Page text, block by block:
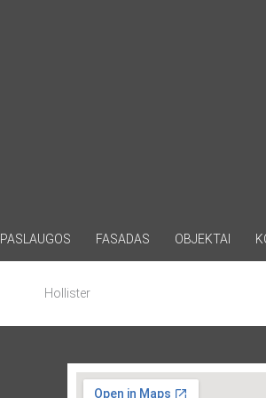
PASLAUGOS FASADAS OBJEKTAI
Hollister